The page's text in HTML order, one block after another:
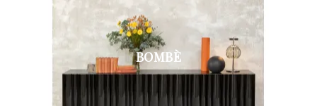
BOMBÈ